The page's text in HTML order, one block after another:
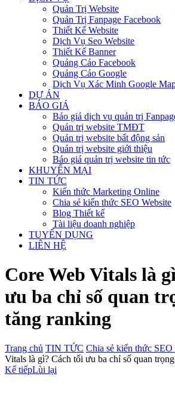
Quản Trị Website
Quản Trị Fanpage Facebook
Thiết Kế Website
Dịch Vụ Seo Website
Thiết Kế Banner
Quảng Cáo Facebook
Quảng Cáo Google
Dịch Vụ Xác Minh Google
DỰ ÁN
BÁO GIÁ
Báo giá dịch vụ quản trị
Quản trị website TMĐT
Quản trị website bất động sản
Quản trị website giới thiệu
Báo giá quản trị website tin tức
KHUYẾN MẠI
TIN TỨC
Kiến thức Marketing Online
Chia sẻ kiến thức SEO Website
Blog Thiết kế
Tài liệu doanh nghiệp
TUYỂN DỤNG
LIÊN HỆ
Core Web Vitals là
ưu ba chỉ số quan
tăng ranking
Trang chủ TIN TỨC Chia sẻ kiến thức SEO
Vitals là gì? Cách tối ưu ba chỉ số quan
Kế tiếpLùi lại